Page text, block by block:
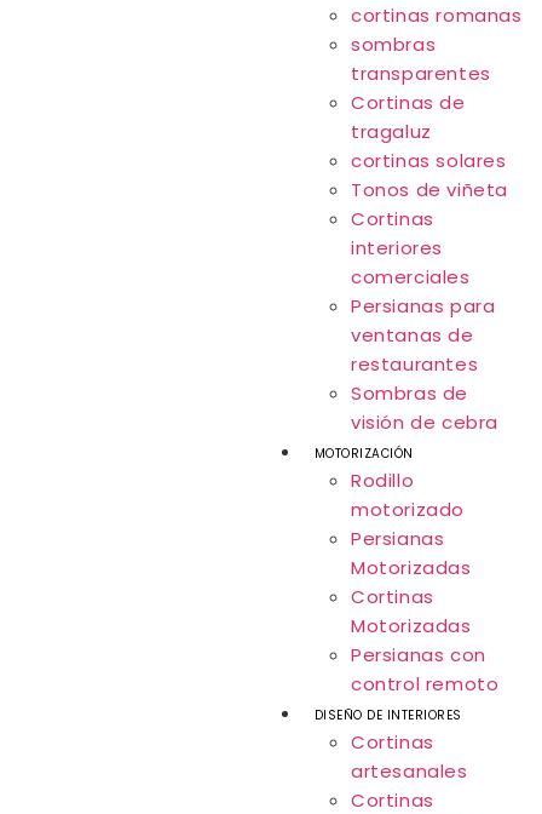
cortinas romanas
sombras
transparentes
Cortinas de
tragaluz
cortinas solares
Tonos de viñeta
Cortinas
interiores
comerciales
Persianas para
ventanas de
restaurantes
Sombras de
visión de cebra
MOTORIZACIÓN
Rodillo
motorizado
Persianas
Motorizadas
Cortinas
Motorizadas
Persianas con
control remoto
DISEÑO DE INTERIORES
Cortinas
artesanales
Cortinas